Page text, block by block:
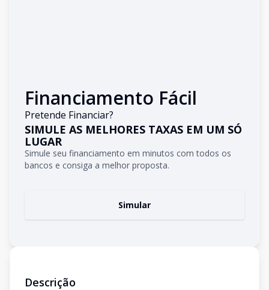
Financiamento Fácil
Pretende Financiar?
SIMULE AS MELHORES TAXAS EM UM SÓ
LUGAR
Simule seu financiamento em minutos com todos os
bancos e consiga a melhor proposta.
Simular
Descrição